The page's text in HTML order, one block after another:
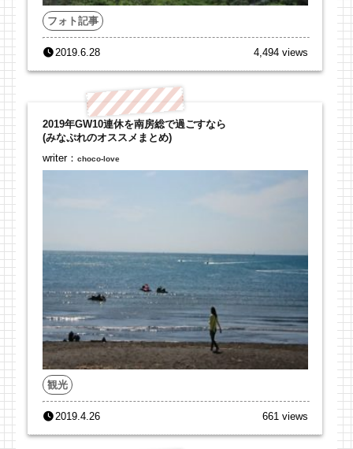
フォト記事
2019.6.28 4,494 views
2019年GW10連休を南房総で過ごすなら
(みなぷれのオススメまとめ)
writer： choco-love
観光
2019.4.26 661 views